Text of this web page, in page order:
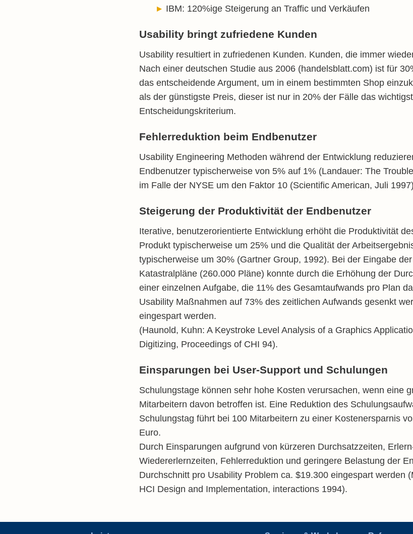
IBM: 120%ige Steigerung an Traffic und Verkäufen
Usability bringt zufriedene Kunden
Usability resultiert in zufriedenen Kunden. Kunden, die immer
Nach einer deutschen Studie aus 2006 (handelsblatt.com) ist für
das entscheidende Argument, um in einem bestimmten Shop
als der günstigste Preis, dieser ist nur in 20% der Fälle das
Entscheidungskriterium.
Fehlerreduktion beim Endbenutzer
Usability Engineering Methoden während der Entwicklung
Endbenutzer typischerweise von 5% auf 1% (Landauer: The
im Falle der NYSE um den Faktor 10 (Scientific American, Juli
Steigerung der Produktivität der Endbenutzer
Iterative, benutzerorientierte Entwicklung erhöht die Produktivität
Produkt typischerweise um 25% und die Qualität der
typischerweise um 30% (Gartner Group, 1992). Bei der Eingabe
Katastralpläne (260.000 Pläne) konnte durch die Erhöhung der
einer einzelnen Aufgabe, die 11% des Gesamtaufwands pro Plan
Usability Maßnahmen auf 73% des zeitlichen Aufwands gesenkt
eingespart werden.
(Haunold, Kuhn: A Keystroke Level Analysis of a Graphics
Digitizing, Proceedings of CHI 94).
Einsparungen bei User-Support und Schulungen
Schulungstage können sehr hohe Kosten verursachen, wenn eine
Mitarbeitern davon betroffen ist. Eine Reduktion des
Schulungstag führt bei 100 Mitarbeitern zu einer Kostenersparnis
Euro.
Durch Einsparungen aufgrund von kürzeren Durchsatzzeiten,
Wiedererlernzeiten, Fehlerreduktion und geringere Belastung der
Durchschnitt pro Usability Problem ca. $19.300 eingespart werden
HCI Design and Implementation, interactions 1994).